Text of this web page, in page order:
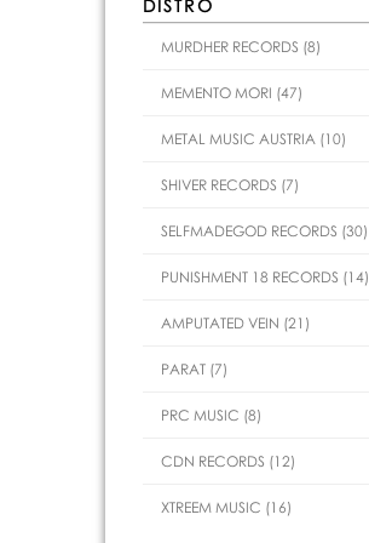
DISTRO
MURDHER RECORDS (8)
MEMENTO MORI (47)
METAL MUSIC AUSTRIA (10)
SHIVER RECORDS (7)
SELFMADEGOD RECORDS (30)
PUNISHMENT 18 RECORDS (14)
AMPUTATED VEIN (21)
PARAT (7)
PRC MUSIC (8)
CDN RECORDS (12)
XTREEM MUSIC (16)